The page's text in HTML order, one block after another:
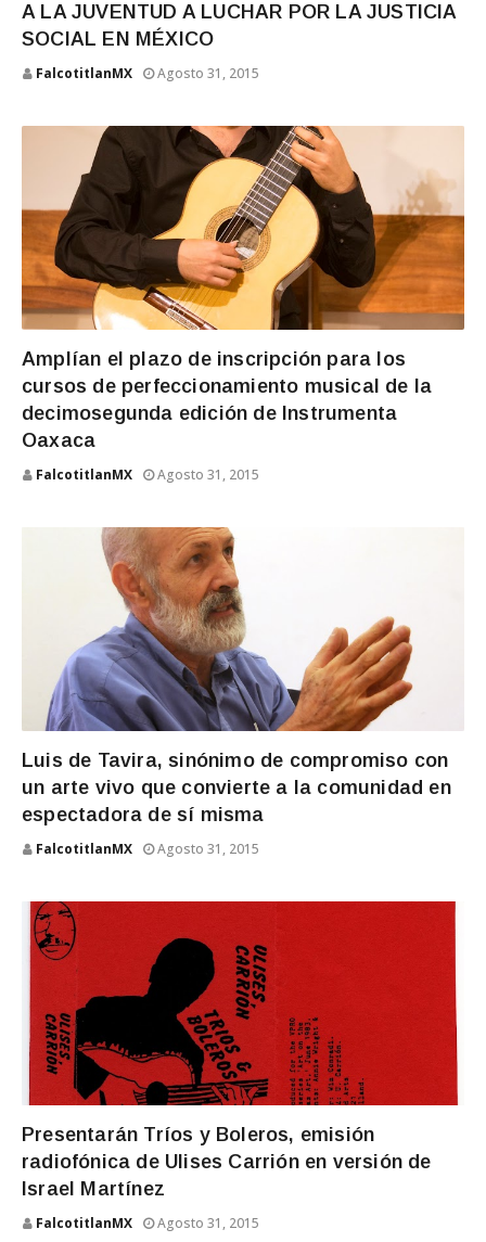
A LA JUVENTUD A LUCHAR POR LA JUSTICIA
SOCIAL EN MÉXICO
FalcotitlanMX Agosto 31, 2015
Amplían el plazo de inscripción para los
cursos de perfeccionamiento musical de la
decimosegunda edición de Instrumenta
Oaxaca
FalcotitlanMX Agosto 31, 2015
Luis de Tavira, sinónimo de compromiso con
un arte vivo que convierte a la comunidad en
espectadora de sí misma
FalcotitlanMX Agosto 31, 2015
Presentarán Tríos y Boleros, emisión
radiofónica de Ulises Carrión en versión de
Israel Martínez
FalcotitlanMX Agosto 31, 2015